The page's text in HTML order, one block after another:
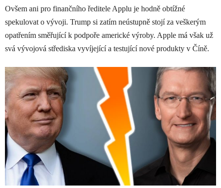
Ovšem ani pro finančního ředitele Applu je hodně obtížné
spekulovat o vývoji. Trump si zatím neústupně stojí za veškerým
opatřením směřující k podpoře americké výroby. Apple má však už
svá vývojová střediska vyvíjející a testující nové produkty v Číně.